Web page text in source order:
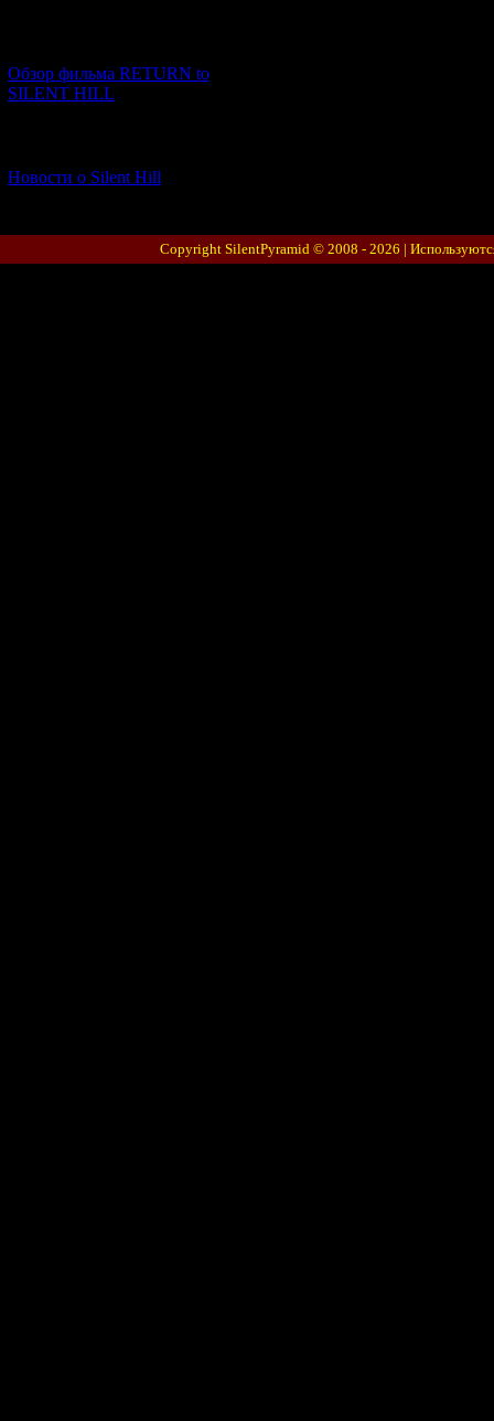
Обзор фильма RETURN to
SILENT HILL
Новости о Silent Hill
Copyright SilentPyramid © 2008 - 2026 |